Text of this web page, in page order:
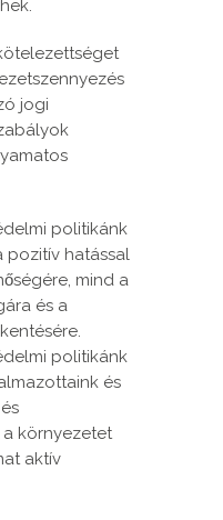
jogi
politikánk
pozitív hatással
mind a
és a
politikánk
és
környezetet
aktív